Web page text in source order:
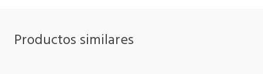
Productos similares